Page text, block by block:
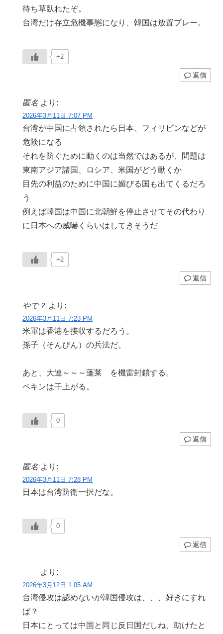
待ち草臥れたぞ。
台湾だけ存立危機事態になり、韓国は放置プレー。
+2
返信
匿名 より:
2026年3月11日 7:07 PM
台湾が中国に占領されたら日本、フィリピンなどが
危険になる
それを防ぐために動くのは当然ではあるが、問題は
東南アジア諸国、ロシア、米国がどう動くか
目先の利益のために中国に媚びる国も出てくるだろ
う
例えば韓国は中国に北朝鮮を停止させてその代わり
に日本への威嚇くらいはしてきそうだ
+2
返信
やで？ より:
2026年3月11日 7:23 PM
米軍は香港を接収するだろう。
孫子（そんびん）の兵法だ。
あと、大連～～～蓬莱 を機雷封鎖する。
ペキンは干上がる。
0
返信
匿名 より:
2026年3月11日 7:28 PM
日本は台湾防衛一択だな。
0
返信
より:
2026年3月12日 1:05 AM
台湾侵攻は認めないが韓国侵攻は、、、好きにすれ
ば？
日本にとっては中国と同じ反日国だしね、助けたと